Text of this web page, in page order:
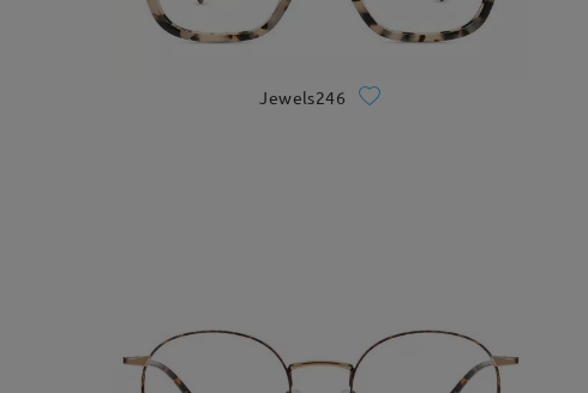
Jewels246